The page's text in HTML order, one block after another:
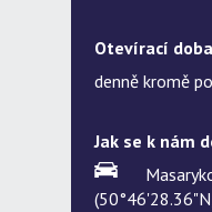
Otevírací doba
denně kromě
Jak se k nám